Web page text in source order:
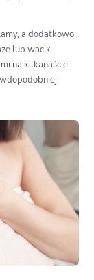
a dodatkowo
lub wacik
na kilkanaście